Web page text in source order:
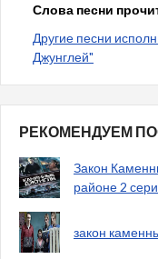
Слова песни
Другие песни
Джунглей"
РЕКОМЕНДУЕМ
Закон
районе 2
закон